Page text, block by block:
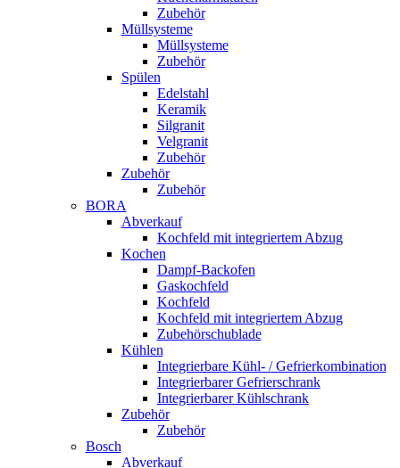
Zubehör
Müllsysteme
Müllsysteme
Zubehör
Spülen
Edelstahl
Keramik
Silgranit
Velgranit
Zubehör
Zubehör
Zubehör
BORA
Abverkauf
Kochfeld mit integriertem Abzug
Kochen
Dampf-Backofen
Gaskochfeld
Kochfeld
Kochfeld mit integriertem Abzug
Zubehörschublade
Kühlen
Integrierbare Kühl- / Gefrierkombination
Integrierbarer Gefrierschrank
Integrierbarer Kühlschrank
Zubehör
Zubehör
Bosch
Abverkauf